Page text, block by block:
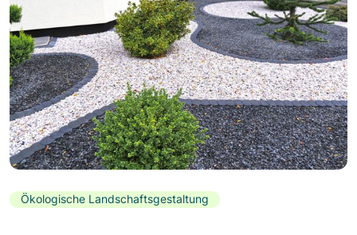
Ökologische Landschaftsgestaltung